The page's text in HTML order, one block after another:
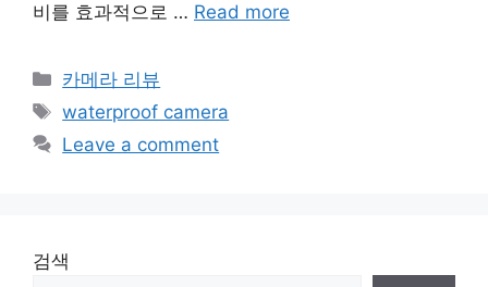
비를 효과적으로 … Read more
Categories
카메라 리뷰
Tags
waterproof camera
Leave a comment
검색